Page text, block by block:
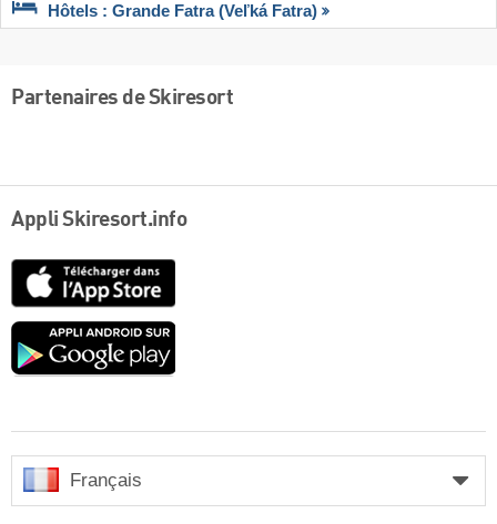
Hôtels : Grande Fatra (Veľká Fatra)
Partenaires de Skiresort
Appli Skiresort.info
Google
Français